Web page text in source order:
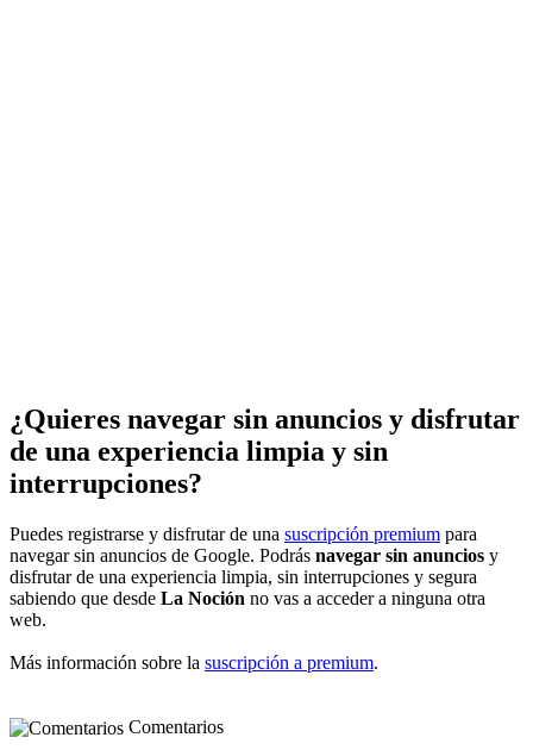
¿Quieres navegar sin anuncios y disfrutar
de una experiencia limpia y sin
interrupciones?
Puedes registrarse y disfrutar de una suscripción premium para
navegar sin anuncios de Google. Podrás navegar sin anuncios y
disfrutar de una experiencia limpia, sin interrupciones y segura
sabiendo que desde La Noción no vas a acceder a ninguna otra
web.
Más información sobre la suscripción a premium.
Comentarios